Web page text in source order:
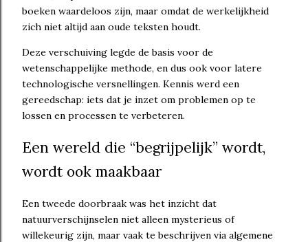
boeken waardeloos zijn, maar omdat de werkelijkheid
zich niet altijd aan oude teksten houdt.
Deze verschuiving legde de basis voor de
wetenschappelijke methode, en dus ook voor latere
technologische versnellingen. Kennis werd een
gereedschap: iets dat je inzet om problemen op te
lossen en processen te verbeteren.
Een wereld die “begrijpelijk” wordt,
wordt ook maakbaar
Een tweede doorbraak was het inzicht dat
natuurverschijnselen niet alleen mysterieus of
willekeurig zijn, maar vaak te beschrijven via algemene